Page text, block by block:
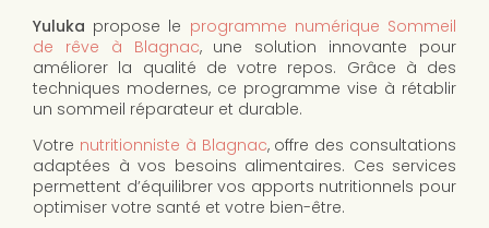
Yuluka propose le programme numérique Sommeil
de rêve à Blagnac, une solution innovante pour
améliorer la qualité de votre repos. Grâce à des
techniques modernes, ce programme vise à rétablir
un sommeil réparateur et durable.
Votre nutritionniste à Blagnac, offre des consultations
adaptées à vos besoins alimentaires. Ces services
permettent d’équilibrer vos apports nutritionnels pour
optimiser votre santé et votre bien-être.